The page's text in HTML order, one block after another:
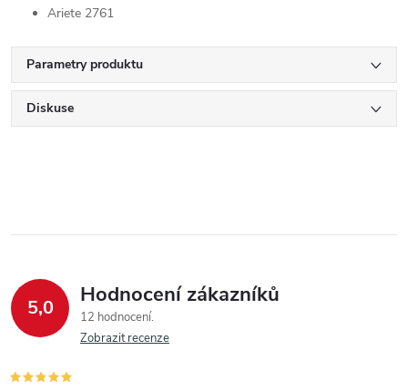
Ariete 2761
Parametry produktu
Diskuse
5,0 Hodnocení zákazníků
12 hodnocení
Zobrazit recenze